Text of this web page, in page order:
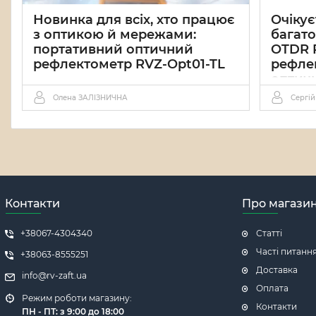
Новинка для всіх, хто працює
з оптикою й мережами:
портативний оптичний
рефлектометр RVZ-Opt01-TL
19 06 2026
0
Олена ЗАЛІЗНИЧНА
OTDR
29 05
оптичних
Контакти
+38067-4304340
+38063-8555251
info@rv-zaft.ua
Режим роботи магазину:
ПН - ПТ: з 9:00 до 18:00
Про
Статті
Часті питання
Доставка
Оплата
Контакти